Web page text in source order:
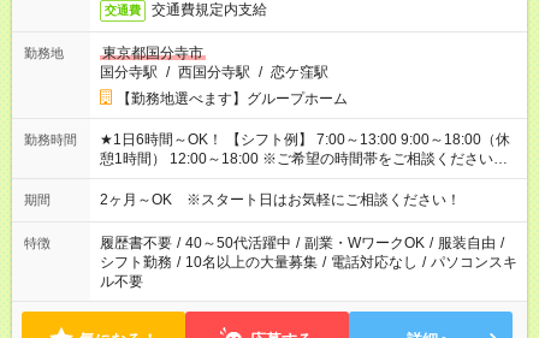
交通費 交通費規定内支給
勤務地
東京都国分寺市
国分寺駅 / 西国分寺駅 / 恋ケ窪駅
【勤務地選べます】グループホーム
勤務時間
★1日6時間～OK！ 【シフト例】 7:00～13:00 9:00～18:00（休
憩1時間） 12:00～18:00 ※ご希望の時間帯をご相談ください。
※日勤、夜勤のみ、変則的な勤務等も相談OK！
期間 2ヶ月～OK ※スタート日はお気軽にご相談ください！
特徴 履歴書不要 / 40～50代活躍中 / 副業・WワークOK / 服装自由 /
シフト勤務 / 10名以上の大量募集 / 電話対応なし / パソコンスキ
ル不要